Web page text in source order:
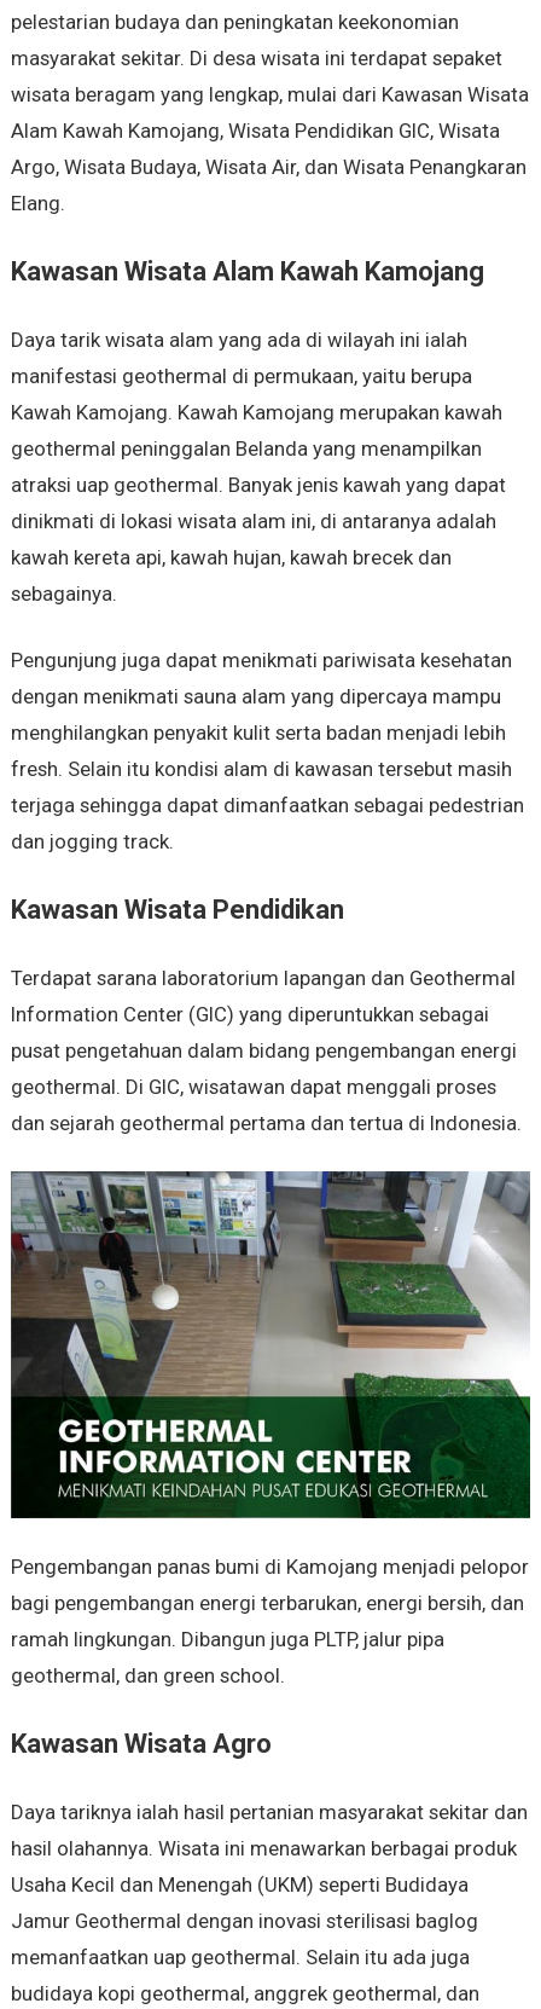
pelestarian budaya dan peningkatan keekonomian
masyarakat sekitar. Di desa wisata ini terdapat sepaket
wisata beragam yang lengkap, mulai dari Kawasan Wisata
Alam Kawah Kamojang, Wisata Pendidikan GIC, Wisata
Argo, Wisata Budaya, Wisata Air, dan Wisata Penangkaran
Elang.
Kawasan Wisata Alam Kawah Kamojang
Daya tarik wisata alam yang ada di wilayah ini ialah
manifestasi geothermal di permukaan, yaitu berupa
Kawah Kamojang. Kawah Kamojang merupakan kawah
geothermal peninggalan Belanda yang menampilkan
atraksi uap geothermal. Banyak jenis kawah yang dapat
dinikmati di lokasi wisata alam ini, di antaranya adalah
kawah kereta api, kawah hujan, kawah brecek dan
sebagainya.
Pengunjung juga dapat menikmati pariwisata kesehatan
dengan menikmati sauna alam yang dipercaya mampu
menghilangkan penyakit kulit serta badan menjadi lebih
fresh. Selain itu kondisi alam di kawasan tersebut masih
terjaga sehingga dapat dimanfaatkan sebagai pedestrian
dan jogging track.
Kawasan Wisata Pendidikan
Terdapat sarana laboratorium lapangan dan Geothermal
Information Center (GIC) yang diperuntukkan sebagai
pusat pengetahuan dalam bidang pengembangan energi
geothermal. Di GIC, wisatawan dapat menggali proses
dan sejarah geothermal pertama dan tertua di Indonesia.
Pengembangan panas bumi di Kamojang menjadi pelopor
bagi pengembangan energi terbarukan, energi bersih, dan
ramah lingkungan. Dibangun juga PLTP, jalur pipa
geothermal, dan green school.
Kawasan Wisata Agro
Daya tariknya ialah hasil pertanian masyarakat sekitar dan
hasil olahannya. Wisata ini menawarkan berbagai produk
Usaha Kecil dan Menengah (UKM) seperti Budidaya
Jamur Geothermal dengan inovasi sterilisasi baglog
memanfaatkan uap geothermal. Selain itu ada juga
budidaya kopi geothermal, anggrek geothermal, dan